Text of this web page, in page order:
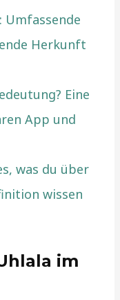
Umfassende
Herkunft
Eine
App und
was du über
wissen
im